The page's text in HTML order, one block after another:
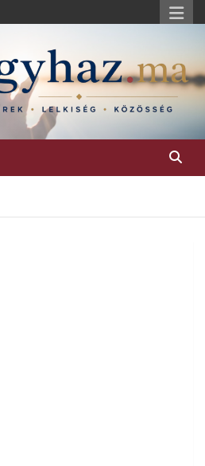
építő jellegű kritikai írások.